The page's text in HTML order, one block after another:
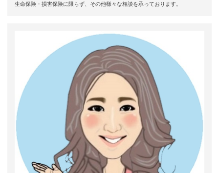
生命保険・損害保険に限らず、その他様々な相談を承っております。